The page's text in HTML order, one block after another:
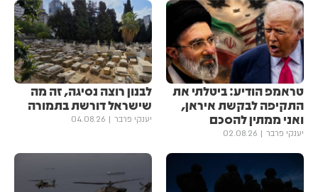
טראמפ הודיע: ביטלתי את
התקיפה לבקשת איראן,
ואני ממתין להסכם
יענקי פרבר 02.08.26
לבנון רוצה נסיגה, זה מה
שישראל דורשת בתמורה
יענקי פרבר 04.08.26